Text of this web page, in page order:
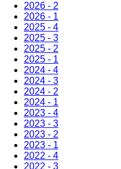
2026 - 2
2026 - 1
2025 - 4
2025 - 3
2025 - 2
2025 - 1
2024 - 4
2024 - 3
2024 - 2
2024 - 1
2023 - 4
2023 - 3
2023 - 2
2023 - 1
2022 - 4
2022 - 3